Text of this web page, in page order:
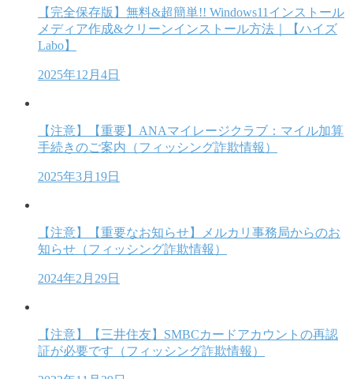
【完全保存版】無料&超簡単!! Windows11インストール
メディア作成&クリーンインストール方法｜【ハイズ
Labo】
2025年12月4日
【注意】【重要】ANAマイレージクラブ：マイル加算
手続きのご案内（フィッシング詐欺情報）
2025年3月19日
【注意】【重要なお知らせ】メルカリ事務局からのお
知らせ（フィッシング詐欺情報）
2024年2月29日
【注意】【三井住友】SMBCカードアカウントの再認
証が必要です（フィッシング詐欺情報）